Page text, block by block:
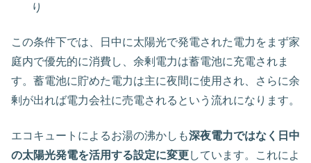
り
この条件下では、日中に太陽光で発電された電力をまず家
庭内で優先的に消費し、余剰電力は蓄電池に充電されま
す。蓄電池に貯めた電力は主に夜間に使用され、さらに余
剰が出れば電力会社に売電されるという流れになります。
エコキュートによるお湯の沸かしも深夜電力ではなく日中
の太陽光発電を活用する設定に変更しています。これによ